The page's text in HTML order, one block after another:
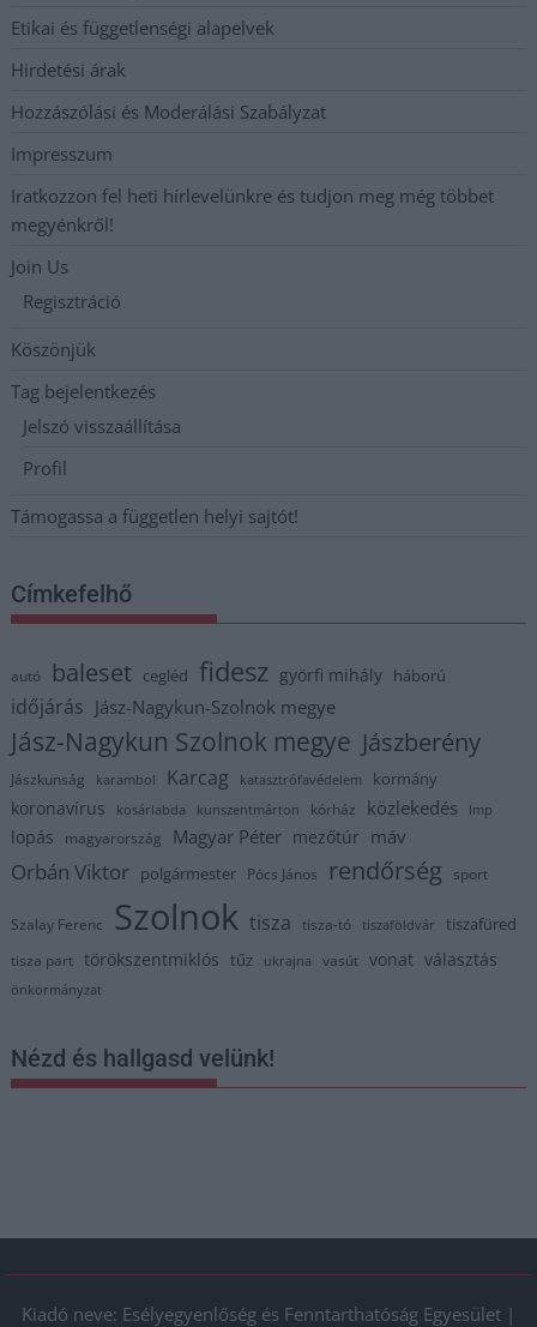
Etikai és függetlenségi alapelvek
Hirdetési árak
Hozzászólási és Moderálási Szabályzat
Impresszum
Iratkozzon fel heti hírlevelünkre és tudjon meg még többet
megyénkről!
Join Us
Regisztráció
Köszönjük
Tag bejelentkezés
Jelszó visszaállítása
Profil
Támogassa a független helyi sajtót!
Címkefelhő
autó baleset cegléd fidesz györfi mihály háború
időjárás Jász-Nagykun-Szolnok megye
Jász-Nagykun Szolnok megye Jászberény
Jászkunság karambol Karcag katasztrófavédelem kormány
koronavírus kosárlabda kunszentmárton kórház közlekedés lmp
lopás magyarország Magyar Péter mezőtúr máv
Orbán Viktor polgármester Pócs János rendőrség sport
Szalay Ferenc Szolnok tisza tisza-tó tiszaföldvár tiszafüred
tisza part törökszentmiklós tűz ukrajna vasút vonat választás
önkormányzat
Nézd és hallgasd velünk!
Kiadó neve: Esélyegyenlőség és Fenntarthatóság Egyesület |